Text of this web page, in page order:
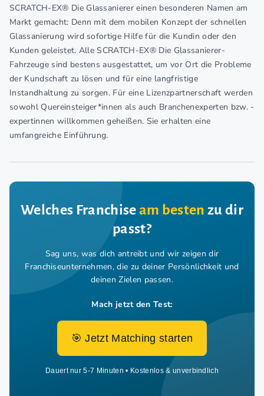
SCRATCH-EX® Die Glassanierer einen besonderen Namen am
Markt gemacht: Denn mit dem mobilen Konzept der schnellen
Glassanierung wird sofortige Hilfe für die Kundin oder den
Kunden geleistet. Alle SCRATCH-EX® Die Glassanierer-
Fahrzeuge sind bestens ausgestattet, um vor Ort die Probleme
der Kundschaft zu lösen und für eine langfristige
Instandhaltung zu sorgen. Für eine Lizenzpartnerschaft werden
sowohl Quereinsteiger*innen als auch Branchenexperten bzw. -
expertinnen willkommen geheißen. Sie erhalten eine
umfangreiche Einführung.
Welches Franchiseam besten zu dir
passt?
Sag uns, was dich antreibt und wir zeigen dir
Franchiseunternehmen, die zu deiner Persönlichkeit und
deinen Zielen passen.
Mach jetzt den Test:
🎯 Jetzt Matching starten
Dauert nur 5-7 Minuten • Kostenlos & unverbindlich